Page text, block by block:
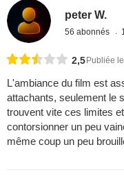
peter W.
56 abonnés
2,5 Publiée
L'ambiance du film est
attachants, seulement le
trouvent vite ces limites
contorsionner un peu
même coup un peu